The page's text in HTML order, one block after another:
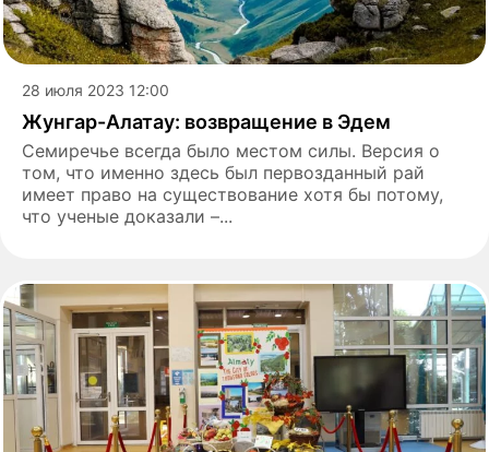
28 июля 2023 12:00
Жунгар-Алатау: возвращение в Эдем
Семиречье всегда было местом силы. Версия о
том, что именно здесь был первозданный рай
имеет право на существование хотя бы потому,
что ученые доказали –...